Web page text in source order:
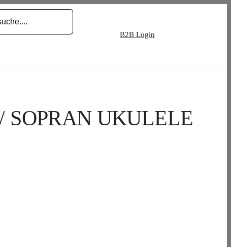
B2B Login
SOPRAN UKULELE